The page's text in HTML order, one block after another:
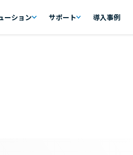
ーション サポート 導入事例